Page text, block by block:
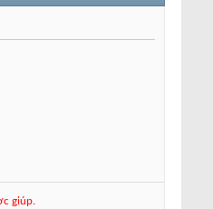
giúp.